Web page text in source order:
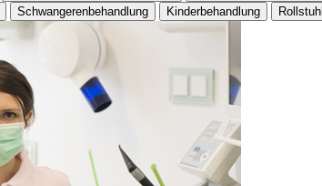
Schwangerenbehandlung Kinderbehandlung